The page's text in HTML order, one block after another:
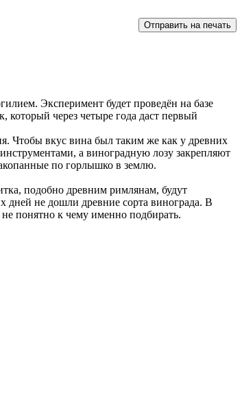
Эксперимент будет проведён на базе
через четыре года даст первый
Чтобы вкус вина был таким же как у древних
а виноградную лозу закрепляют
по горлышко в землю.
подобно древним римлянам, будут
дней не дошли древние сорта винограда. В
понятно к чему именно подбирать.